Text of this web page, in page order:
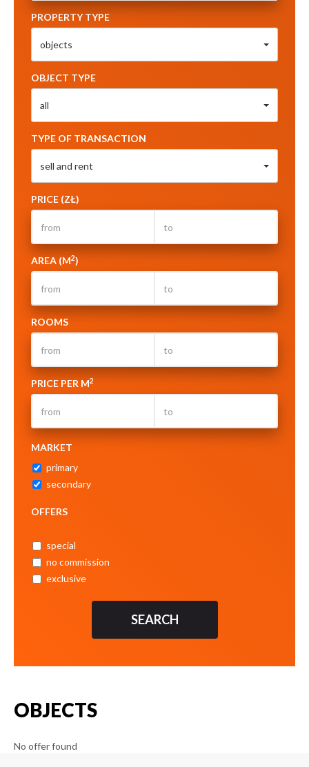
PROPERTY TYPE
objects
OBJECT TYPE
all
TYPE OF TRANSACTION
sell and rent
PRICE (ZŁ)
AREA (M2)
ROOMS
PRICE PER M2
MARKET
primary
secondary
OFFERS
special
no commission
exclusive
OBJECTS
No offer found